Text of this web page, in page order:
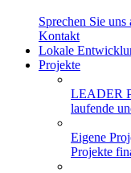
Sprechen Sie uns
Kontakt
Lokale
Projekte
LEADER
laufende
Eigene
Projekte